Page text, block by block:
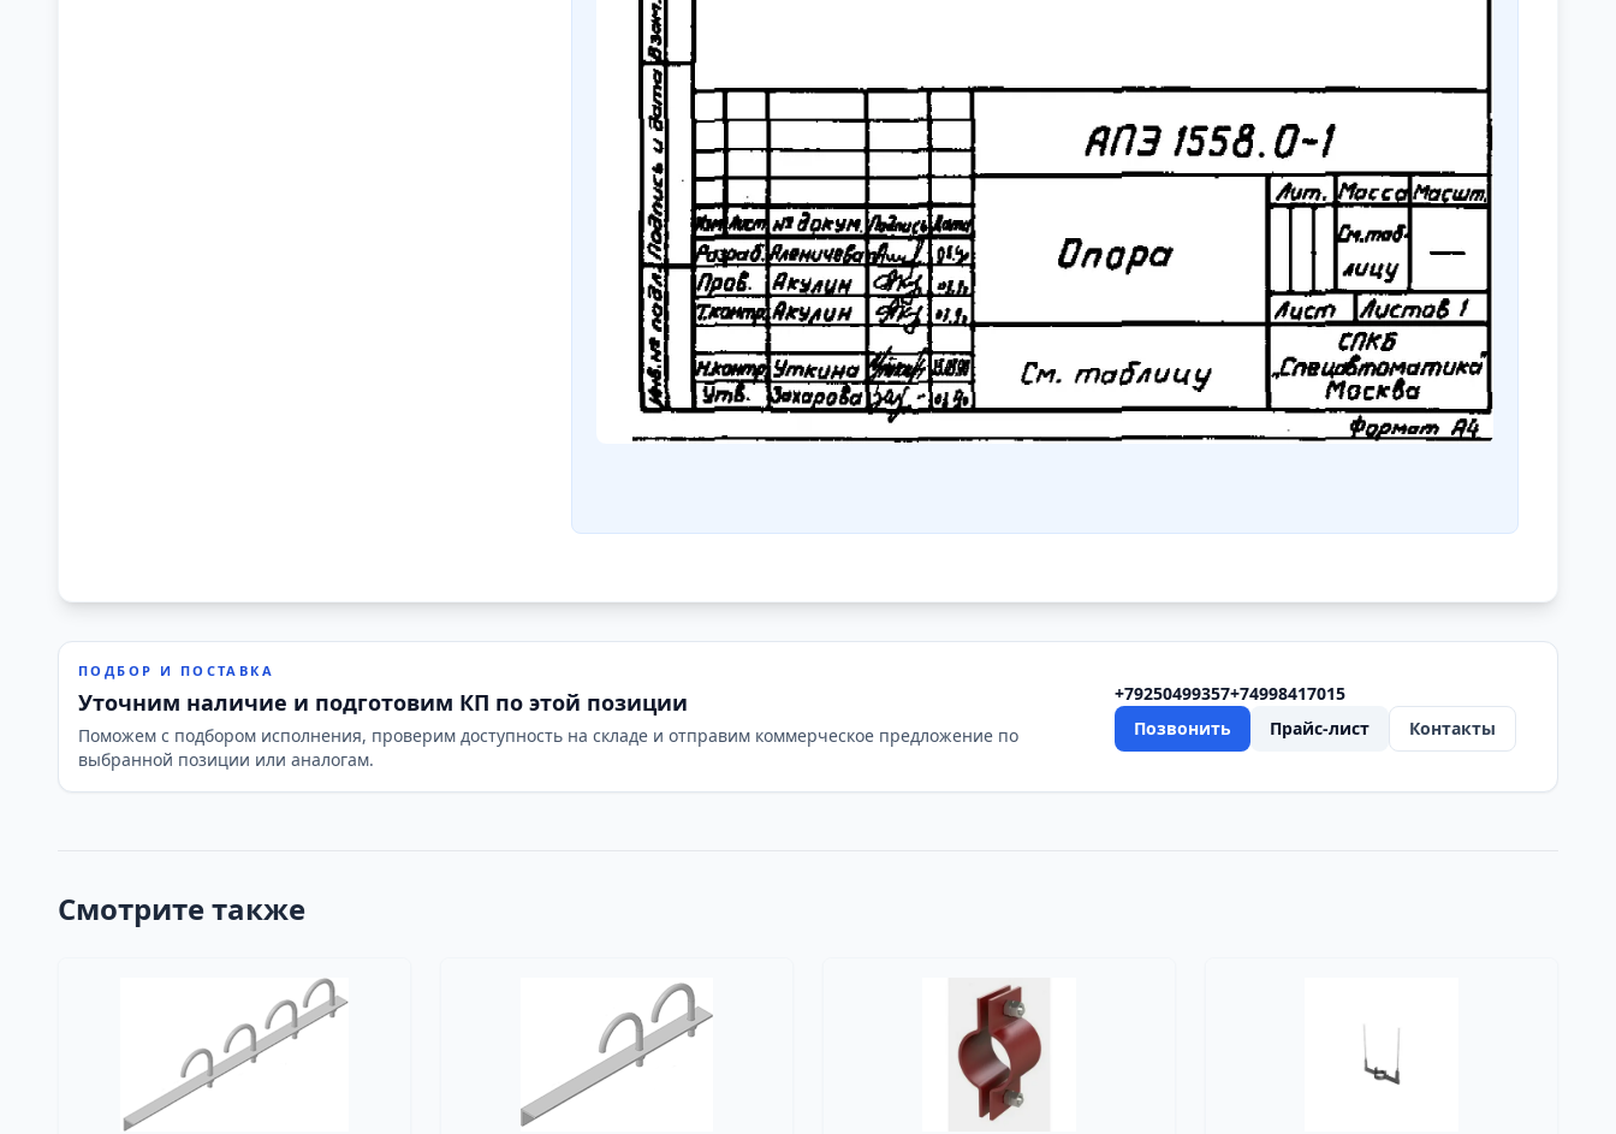
ПОДБОР И ПОСТАВКА
Уточним наличие и подготовим КП по этой позиции
Поможем с подбором исполнения, проверим доступность на складе и отправим коммерческое предложение по
выбранной позиции или аналогам.
+79250499357+74998417015
Позвонить
Прайс-лист Контакты
Смотрите также